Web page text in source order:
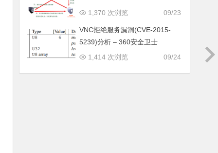
09/23
1,370 次浏览
VNC拒绝服务漏洞(CVE-2015-
5239)分析 – 360安全卫士
09/24
1,414 次浏览